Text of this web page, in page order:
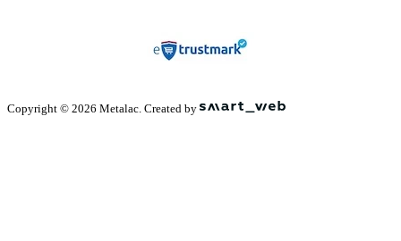
Copyright © 2026 Metalac. Created by